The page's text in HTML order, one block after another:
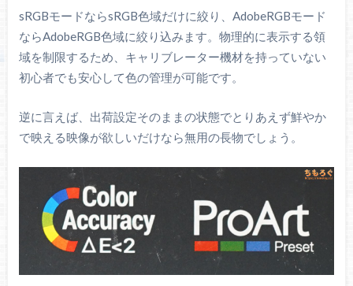
リフレッシュレー
ト
60 Hz
HDMI 2.0 : ～60 Hz
DP 1.4 : ～60 Hz
応答速度
5 ms（G2G）
VESAマウント
100 x 100 mm
エルゴノミクス
高さ調整：130 mm
前後チルト：+23° ～ -5°
左右スイベル：30°
ピボット：90°
色域エミュレーション
sRGBモードならsRGB色域だけに絞り、AdobeRGBモード
ならAdobeRGB色域に絞り込みます。物理的に表示する領
域を制限するため、キャリブレーター機材を持っていない
初心者でも安心して色の管理が可能です。
逆に言えば、出荷設定そのままの状態でとりあえず鮮やか
で映える映像が欲しいだけなら無用の長物でしょう。